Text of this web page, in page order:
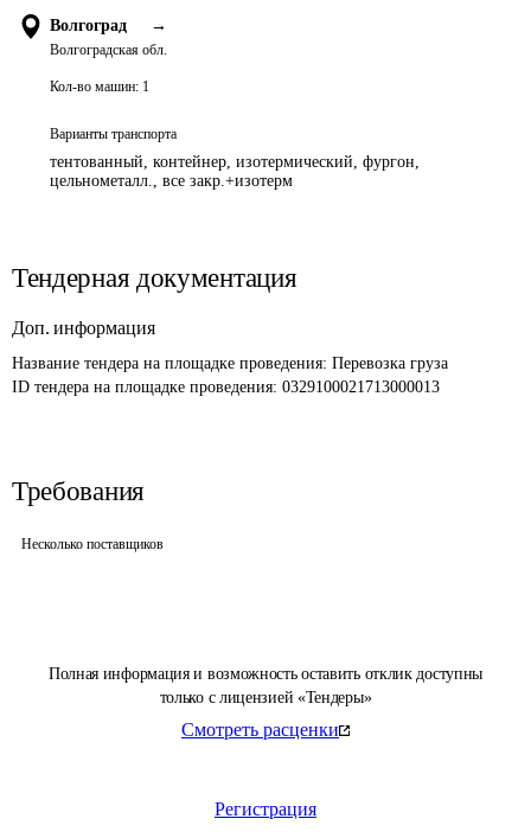
Полная информация и возможность оставить отклик доступны
только с лицензией «Тендеры»
Смотреть расценки
Регистрация
Волгоград →
Волгоградская обл.
Кол-во машин: 1
Варианты транспорта
тентованный, контейнер, изотермический, фургон,
цельнометалл., все закр.+изотерм
Тендерная документация
Доп. информация
Название тендера на площадке проведения: Перевозка груза
ID тендера на площадке проведения: 0329100021713000013
Требования
Несколько поставщиков